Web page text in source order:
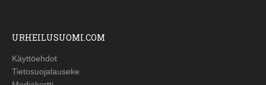
URHEILUSUOMI.COM
Käyttöehdot
Tietosuojalauseke